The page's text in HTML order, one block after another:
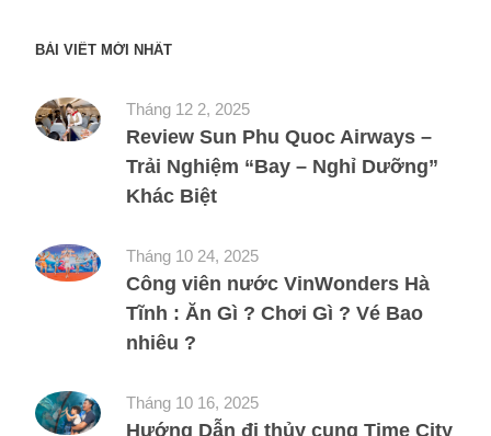
BÀI VIẾT MỚI NHẤT
Tháng 12 2, 2025
Review Sun Phu Quoc Airways –
Trải Nghiệm “Bay – Nghỉ Dưỡng”
Khác Biệt
Tháng 10 24, 2025
Công viên nước VinWonders Hà
Tĩnh : Ăn Gì ? Chơi Gì ? Vé Bao
nhiêu ?
Tháng 10 16, 2025
Hướng Dẫn đi thủy cung Time City